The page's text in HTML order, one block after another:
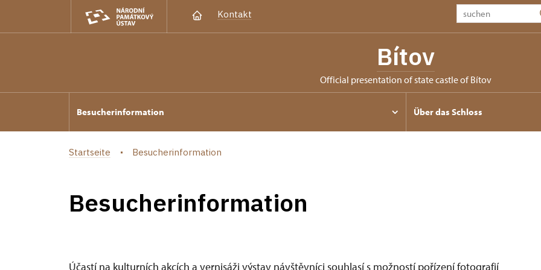
Kontakt
Bítov
Official presentation of state castle of Bítov
Besucherinformation Über das Schloss
Startseite Besucherinformation
Besucherinformation
Účastí na kulturních akcích a vernisáži výstav návštěvníci souhlasí s možností pořízení fotografií